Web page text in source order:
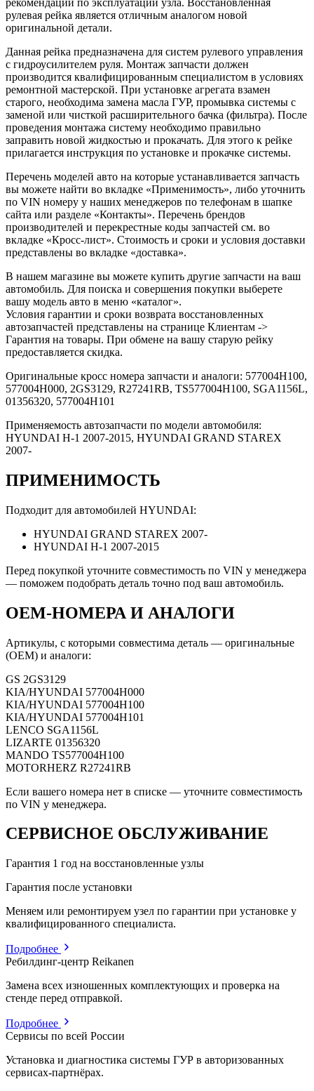
рекомендации по эксплуатации узла. Восстановленная
рулевая рейка является отличным аналогом новой
оригинальной детали.
Данная рейка предназначена для систем рулевого управления
с гидроусилителем руля. Монтаж запчасти должен
производится квалифицированным специалистом в условиях
ремонтной мастерской. При установке агрегата взамен
старого, необходима замена масла ГУР, промывка системы с
заменой или чисткой расширительного бачка (фильтра). После
проведения монтажа систему необходимо правильно
заправить новой жидкостью и прокачать. Для этого к рейке
прилагается инструкция по установке и прокачке системы.
Перечень моделей авто на которые устанавливается запчасть
вы можете найти во вкладке «Применимость», либо уточнить
по VIN номеру у наших менеджеров по телефонам в шапке
сайта или разделе «Контакты». Перечень брендов
производителей и перекрестные коды запчастей см. во
вкладке «Кросс-лист». Стоимость и сроки и условия доставки
представлены во вкладке «доставка».
В нашем магазине вы можете купить другие запчасти на ваш
автомобиль. Для поиска и совершения покупки выберете
вашу модель авто в меню «каталог».
Условия гарантии и сроки возврата восстановленных
автозапчастей представлены на странице Клиентам ->
Гарантия на товары. При обмене на вашу старую рейку
предоставляется скидка.
Оригинальные кросс номера запчасти и аналоги: 577004H100,
577004H000, 2GS3129, R27241RB, TS577004H100, SGA1156L,
01356320, 577004H101
Применяемость автозапчасти по модели автомобиля:
HYUNDAI H-1 2007-2015, HYUNDAI GRAND STAREX
2007-
ПРИМЕНИМОСТЬ
Подходит для автомобилей HYUNDAI:
HYUNDAI GRAND STAREX 2007-
HYUNDAI H-1 2007-2015
Перед покупкой уточните совместимость по VIN у менеджера
— поможем подобрать деталь точно под ваш автомобиль.
OEM-НОМЕРА И АНАЛОГИ
Артикулы, с которыми совместима деталь — оригинальные
(OEM) и аналоги:
GS 2GS3129
KIA/HYUNDAI 577004H000
KIA/HYUNDAI 577004H100
KIA/HYUNDAI 577004H101
LENCO SGA1156L
LIZARTE 01356320
MANDO TS577004H100
MOTORHERZ R27241RB
Если вашего номера нет в списке — уточните совместимость
по VIN у менеджера.
СЕРВИСНОЕ ОБСЛУЖИВАНИЕ
Гарантия 1 год на восстановленные узлы
Гарантия после установки
Меняем или ремонтируем узел по гарантии при установке у
квалифицированного специалиста.
Подробнее
Ребилдинг-центр Reikanen
Замена всех изношенных комплектующих и проверка на
стенде перед отправкой.
Подробнее
Сервисы по всей России
Установка и диагностика системы ГУР в авторизованных
сервисах-партнёрах.